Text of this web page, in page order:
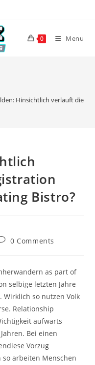
0 Menu
Hinsichtlich verlauft
Bistro?
0 Comments
as part of
selbige letzten Jahre
so nutzen Volk
Relationship
aufwarts
Bei einen
Vorzug
arbeiten Menschen